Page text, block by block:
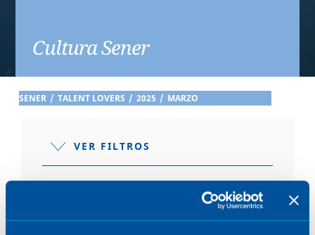
Cultura Sener
SENER / TALENT LOVERS / 2025 / MARZO
VER FILTROS